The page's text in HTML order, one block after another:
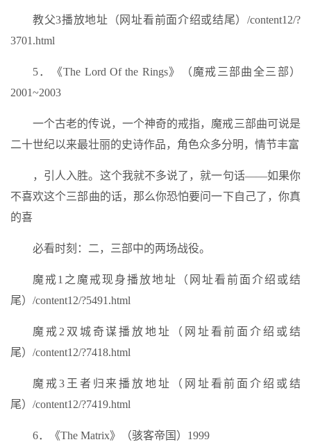
教父3播放地址（网址看前面介绍或结尾）/content12/?
3701.html
5．《The Lord Of the Rings》（魔戒三部曲全三部）
2001~2003
一个古老的传说，一个神奇的戒指，魔戒三部曲可说是
二十世纪以来最壮丽的史诗作品，角色众多分明，情节丰富
，引人入胜。这个我就不多说了，就一句话——如果你
不喜欢这个三部曲的话，那么你恐怕要问一下自己了，你真
的喜
必看时刻：二，三部中的两场战役。
魔戒1之魔戒现身播放地址（网址看前面介绍或结
尾）/content12/?5491.html
魔戒2双城奇谋播放地址（网址看前面介绍或结
尾）/content12/?7418.html
魔戒3王者归来播放地址（网址看前面介绍或结
尾）/content12/?7419.html
6．《The Matrix》（骇客帝国）1999